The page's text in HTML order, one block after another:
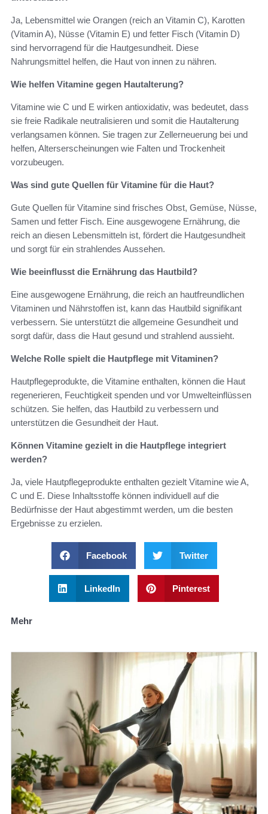
Ja, Lebensmittel wie Orangen (reich an Vitamin C), Karotten
(Vitamin A), Nüsse (Vitamin E) und fetter Fisch (Vitamin D)
sind hervorragend für die Hautgesundheit. Diese
Nahrungsmittel helfen, die Haut von innen zu nähren.
Wie helfen Vitamine gegen Hautalterung?
Vitamine wie C und E wirken antioxidativ, was bedeutet, dass
sie freie Radikale neutralisieren und somit die Hautalterung
verlangsamen können. Sie tragen zur Zellerneuerung bei und
helfen, Alterserscheinungen wie Falten und Trockenheit
vorzubeugen.
Was sind gute Quellen für Vitamine für die Haut?
Gute Quellen für Vitamine sind frisches Obst, Gemüse, Nüsse,
Samen und fetter Fisch. Eine ausgewogene Ernährung, die
reich an diesen Lebensmitteln ist, fördert die Hautgesundheit
und sorgt für ein strahlendes Aussehen.
Wie beeinflusst die Ernährung das Hautbild?
Eine ausgewogene Ernährung, die reich an hautfreundlichen
Vitaminen und Nährstoffen ist, kann das Hautbild signifikant
verbessern. Sie unterstützt die allgemeine Gesundheit und
sorgt dafür, dass die Haut gesund und strahlend aussieht.
Welche Rolle spielt die Hautpflege mit Vitaminen?
Hautpflegeprodukte, die Vitamine enthalten, können die Haut
regenerieren, Feuchtigkeit spenden und vor Umwelteinflüssen
schützen. Sie helfen, das Hautbild zu verbessern und
unterstützen die Gesundheit der Haut.
Können Vitamine gezielt in die Hautpflege integriert
werden?
Ja, viele Hautpflegeprodukte enthalten gezielt Vitamine wie A,
C und E. Diese Inhaltsstoffe können individuell auf die
Bedürfnisse der Haut abgestimmt werden, um die besten
Ergebnisse zu erzielen.
Facebook Twitter
LinkedIn Pinterest
Mehr